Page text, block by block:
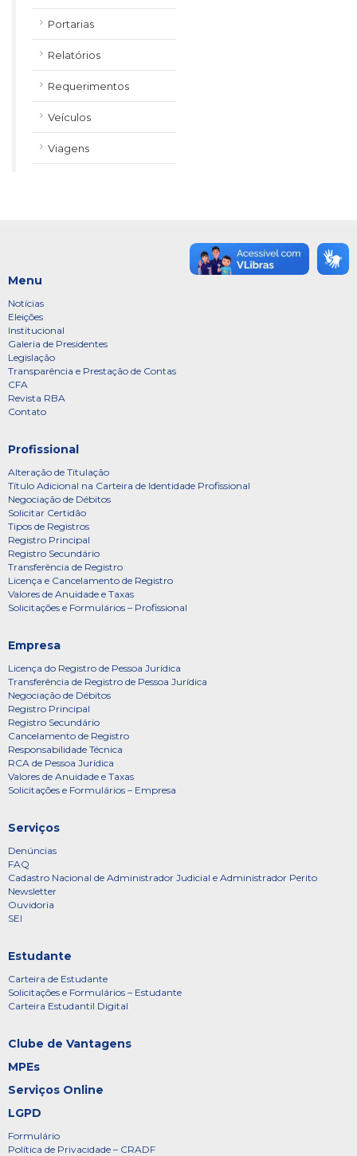
Portarias
Relatórios
Requerimentos
Veículos
Viagens
Menu
Notícias
Eleições
Institucional
Galeria de Presidentes
Legislação
Transparência e Prestação de Contas
CFA
Revista RBA
Contato
Profissional
Alteração de Titulação
Título Adicional na Carteira de Identidade Profissional
Negociação de Débitos
Solicitar Certidão
Tipos de Registros
Registro Principal
Registro Secundário
Transferência de Registro
Licença e Cancelamento de Registro
Valores de Anuidade e Taxas
Solicitações e Formulários – Profissional
Empresa
Licença do Registro de Pessoa Jurídica
Transferência de Registro de Pessoa Jurídica
Negociação de Débitos
Registro Principal
Registro Secundário
Cancelamento de Registro
Responsabilidade Técnica
RCA de Pessoa Jurídica
Valores de Anuidade e Taxas
Solicitações e Formulários – Empresa
Serviços
Denúncias
FAQ
Cadastro Nacional de Administrador Judicial e Administrador Perito
Newsletter
Ouvidoria
SEI
Estudante
Carteira de Estudante
Solicitações e Formulários – Estudante
Carteira Estudantil Digital
Clube de Vantagens
MPEs
Serviços Online
LGPD
Formulário
Política de Privacidade – CRADF